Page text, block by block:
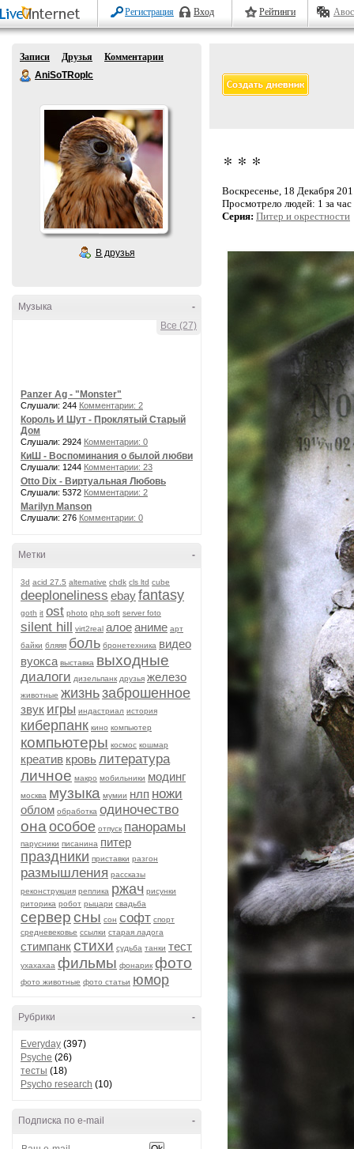
Регистрация Вход Рейтинги
Записи Друзья
Комментарии
AniSoTRopIc
В друзья
-
Музыка
Все (27)
Panzer Ag - "Monster"
Слушали: 244 Комментарии: 2
Король И Шут - Проклятый Старый
Дом
Слушали: 2924 Комментарии: 0
КиШ - Воспоминания о былой любви
Слушали: 1244 Комментарии: 23
Otto Dix - Виртуальная Любовь
Слушали: 5372 Комментарии: 2
Marilyn Manson
Слушали: 276 Комментарии: 0
-
Метки
3d acid 27.5 alternative chdk cls ltd cube
deeploneliness ebayfantasy
goth it ost photo php soft server foto
silent hill virt2real алоеаниме арт
байки бляяя боль бронетехника видео
вуокса выставка выходные
диалоги дизельпанк друзья железо
животные жизньзаброшенное
звук игры индастриал история
киберпанк кино компьютер
компьютеры космос кошмар
креатив кровьлитература
личное макро мобильники модинг
москва музыка мумии нлп ножи
облом обработка одиночество
она особое отпуск панорамы
парусники писанина питер
праздники приставки разгон
размышления рассказы
реконструкция реплика ржач рисунки
риторика робот рыцари свадьба
серверсны сон софт спорт
средневековье ссылки старая ладога
стимпанкстихи судьба танки тест
ухахахаа фильмы фонарик фото
фото животные фото статьи юмор
-
Рубрики
Everyday (397)
Psyche (26)
тесты (18)
Psycho research (10)
-
Подписка по e-mail
* * *
Воскресенье, 18 Декабря
Просмотрело людей: 1 за
Серия: Питер и окрестности